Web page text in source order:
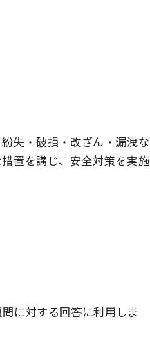
失・破損・改ざん・漏洩な
置を講じ、安全対策を実施
に対する回答に利用しま